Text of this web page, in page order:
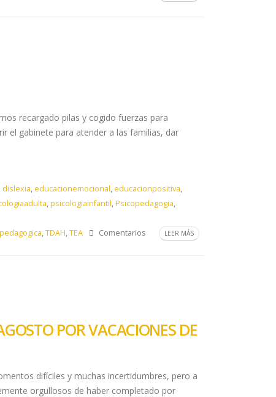
recargado pilas y cogido fuerzas para
el gabinete para atender a las familias, dar
, dislexia,educacionemocional,educacionpositiva,
,psicologiainfantil,Psicopedagogia,
,TDAH,TEA Comentarios LEER MÁS
POR VACACIONES DE
difíciles y muchas incertidumbres, pero a
orgullosos de haber completado por